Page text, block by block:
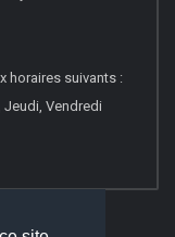
horaires suivants :
Vendredi